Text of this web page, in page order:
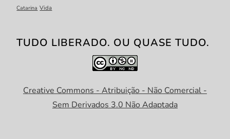
Catarina Vida
TUDO LIBERADO. OU QUASE TUDO.
Creative Commons - Atribuição - Não Comercial -
Sem Derivados 3.0 Não Adaptada